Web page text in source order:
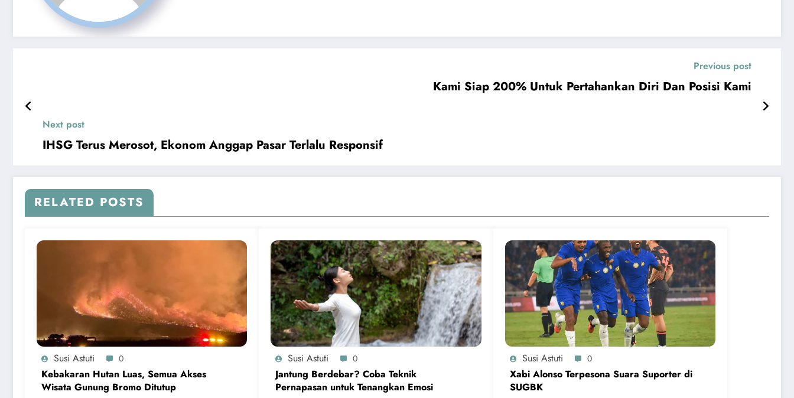
Previous post
Kami Siap 200% Untuk Pertahankan Diri Dan Posisi Kami
Next post
IHSG Terus Merosot, Ekonom Anggap Pasar Terlalu Responsif
RELATED POSTS
Susi Astuti 0
Kebakaran Hutan Luas, Semua Akses
Wisata Gunung Bromo Ditutup
Susi Astuti 0
Jantung Berdebar? Coba Teknik
Pernapasan untuk Tenangkan Emosi
Susi Astuti 0
Xabi Alonso Terpesona Suara Suporter di
SUGBK